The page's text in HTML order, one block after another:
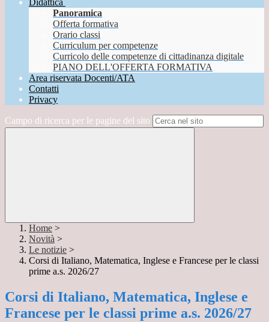
Didattica
Panoramica
Offerta formativa
Orario classi
Curriculum per competenze
Curricolo delle competenze di cittadinanza digitale
PIANO DELL'OFFERTA FORMATIVA
Area riservata Docenti/ATA
Contatti
Privacy
Campo di ricerca per le pagine del sito
Home >
Novità >
Le notizie >
Corsi di Italiano, Matematica, Inglese e Francese per le classi
prime a.s. 2026/27
Corsi di Italiano, Matematica, Inglese e
Francese per le classi prime a.s. 2026/27